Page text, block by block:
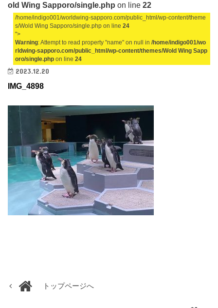
old Wing Sapporo/single.php on line22
/home/indigo001/worldwing-sapporo.com/public_html/wp-content/theme
s/Wold Wing Sapporo/single.php on line24
">
Warning: Attempt to read property "name" on null in/home/indigo001/wo
rldwing-sapporo.com/public_html/wp-content/themes/Wold Wing Sapp
oro/single.php on line24
2023.12.20
IMG_4898
トップページへ